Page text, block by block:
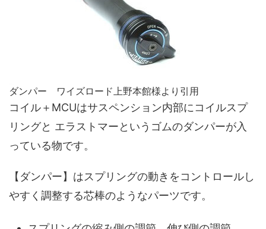
ダンパー ワイズロード上野本館様より引用
コイル＋MCUはサスペンション内部にコイルスプ
リングと エラストマーというゴムのダンパーが入
っている物です。
【ダンパー】はスプリングの動きをコントロールし
やすく調整する芯棒のようなパーツです。